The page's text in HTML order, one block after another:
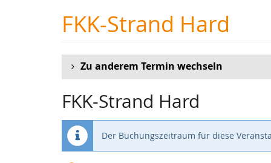
FKK-Strand Hard
Zu anderem Termin wechseln
FKK-Strand Hard
Der Buchungszeitraum für diese